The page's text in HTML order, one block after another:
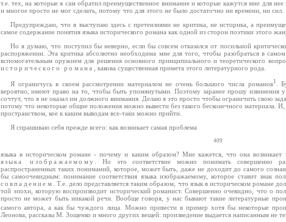
т.е. тех, на которые я сам обратил преимущественное внимание и которые кажутся мне для
и многое просто не мог сделать, потому что для этого не было достаточно ни времени, ни сил.
Предупреждаю, что я выступаю здесь с претензиями не критика, не историка, а
самое содержание понятия языка исторического романа как одной из сторон поэтики этого
Но я думаю, что поступил бы неверно, если бы совсем отказался от посильной
распоряжении. Эта критика абсолютно необходима мне для того, чтобы разобраться в
вспомогательным оружием для решения основного принципиального и теоретического
исторического романа
, какова существенная примета этого литературного рода.
Я ограничусь в своем рассмотрении материалом не очень большого числа романов1
.
вероятно, имеют право на то, чтобы быть упомянутыми. Поэтому заранее прошу извинения
сочтут, что я не оказал им должного внимания. Делаю я это просто чтобы ограничить свою
потому что некоторые общие положения можно вывести без такого бесконечного материала.
пространством, кое к каким выводам все-таки можно прийти.
Я спрашиваю себя прежде всего: как возникает самая проблема
409
языка в историческом романе - почему и каким образом? Мне кажется, что она
языка изображаемому
. Но это соответствие можно понимать совершенно
распространенных таких пониманий, которое, может быть, даже не доходит до самого
бы самоочевидным: понимание соответствия языка изображаемому, которое ставит знак
совпадением
. Т.е. дело представляется таким образом, что язык в историческом романе
той эпохи, которую воспроизводит исторический романист. Совершенно очевидно, что о
просто не может быть никакой речи. Вообще говоря, у нас бывают такие литературные
самого автора, а как бы чуждого лица. Можно привести в пример хотя бы некоторые
Леонова, рассказы М. Зощенко и много других вещей: произведение выдается написанным не